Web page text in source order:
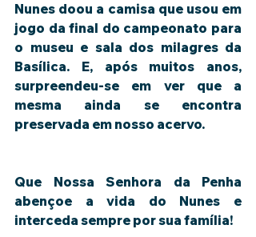
Nunes doou a camisa que usou em
jogo da final do campeonato para
o museu e sala dos milagres da
Basílica. E, após muitos anos,
surpreendeu-se em ver que a
mesma ainda se encontra
preservada em nosso acervo.
Que Nossa Senhora da Penha
abençoe a vida do Nunes e
interceda sempre por sua família!